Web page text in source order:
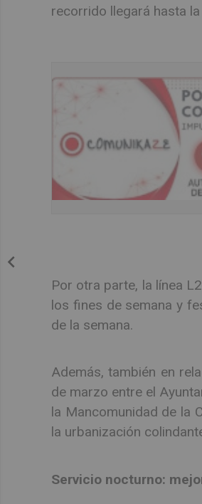
recorrido llegará hasta
Por otra parte, la línea
los fines de semana y
de la semana.
Además, también en
de marzo entre el
la Mancomunidad de la
la urbanización
Servicio nocturno: